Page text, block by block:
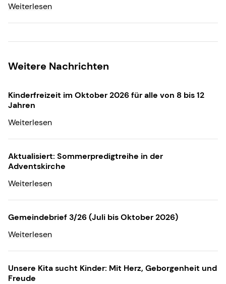
Weiterlesen
Weitere Nachrichten
Kinderfreizeit im Oktober 2026 für alle von 8 bis 12
Jahren
Weiterlesen
Aktualisiert: Sommerpredigtreihe in der
Adventskirche
Weiterlesen
Gemeindebrief 3/26 (Juli bis Oktober 2026)
Weiterlesen
Unsere Kita sucht Kinder: Mit Herz, Geborgenheit und
Freude